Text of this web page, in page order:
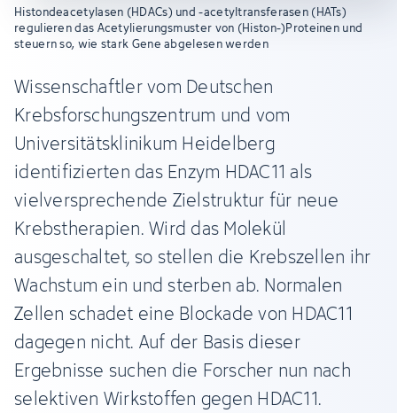
Histondeacetylasen (HDACs) und -acetyltransferasen (HATs)
regulieren das Acetylierungsmuster von (Histon-)Proteinen und
steuern so, wie stark Gene abgelesen werden
Wissenschaftler vom Deutschen
Krebsforschungszentrum und vom
Universitätsklinikum Heidelberg
identifizierten das Enzym HDAC11 als
vielversprechende Zielstruktur für neue
Krebstherapien. Wird das Molekül
ausgeschaltet, so stellen die Krebszellen ihr
Wachstum ein und sterben ab. Normalen
Zellen schadet eine Blockade von HDAC11
dagegen nicht. Auf der Basis dieser
Ergebnisse suchen die Forscher nun nach
selektiven Wirkstoffen gegen HDAC11.